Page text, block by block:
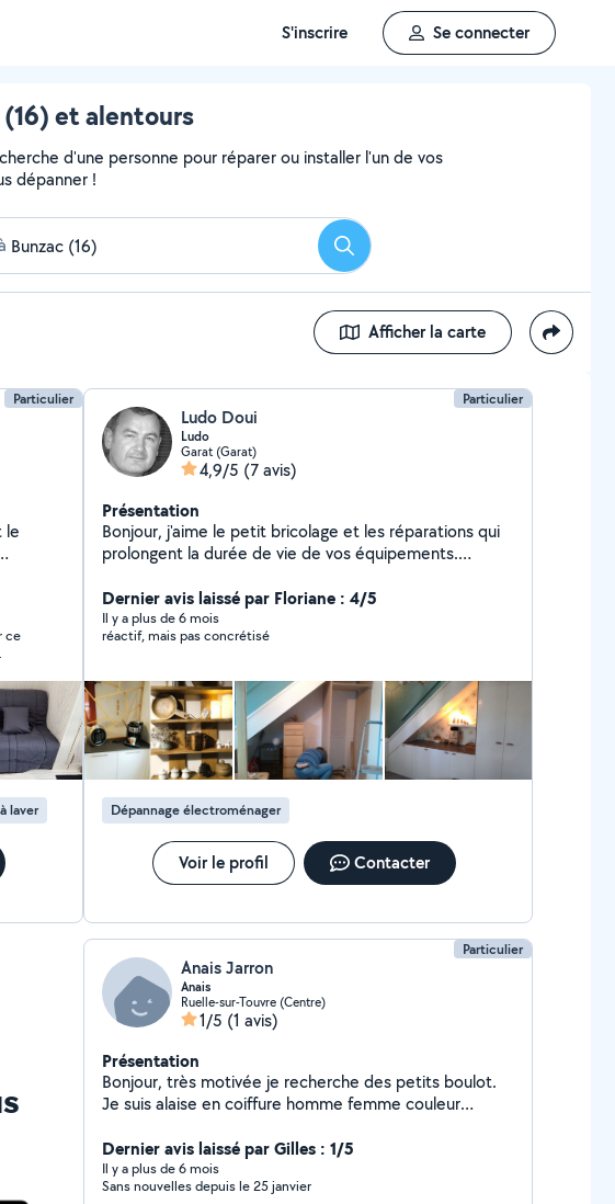
S'inscrire Se connecter
et alentours
d'une personne pour réparer ou installer l'un de vos
dépanner !
Rechercher
Afficher la carte
Particulier
le
les
ce
laver
Particulier
Ludo Doui
Ludo
Garat (Garat)
4,9/5 (7 avis)
Présentation
Bonjour, j'aime le petit bricolage et les réparations qui
prolongent la durée de vie de vos équipements.
le montage de mobilier, de fixations murales et
beaucoup d'interventions me sont accessibles en
fonction de mon outillage. Disponible, je serai ravi de
Dernier avis laissé par Floriane : 4/5
Il y a plus de 6 mois
réactif, mais pas concrétisé
Dépannage électroménager
Voir le profil Contacter
Particulier
Anais Jarron
Anais
Ruelle-sur-Touvre (Centre)
1/5 (1 avis)
Présentation
Bonjour, très motivée je recherche des petits boulot.
Je suis alaise en coiffure homme femme couleur
également alaise en cuisine je fais plein de plats et
également des gros plats style bourguignon couscous
etc.. Alaise aussi en ménage repasse.. J'adore les
Dernier avis laissé par Gilles : 1/5
Il y a plus de 6 mois
Sans nouvelles depuis le 25 janvier